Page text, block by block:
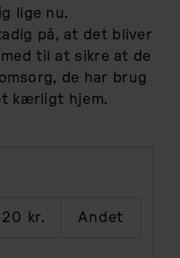
lige nu.
på, at det bliver
til at sikre at de
de har brug
kærligt hjem.